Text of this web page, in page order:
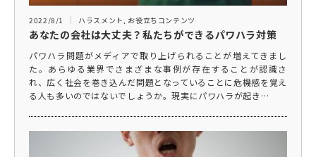
2022/8/1 ハラスメント お役立ちコンテンツ
あなたの会社は大丈夫？私たちができるパワハラ対策
パワハラ問題がメディアで取り上げられることが増えてきまし
た。あらゆる業界でさまざまな事例が存在することが認識さ
れ、広く社会を巻き込んだ問題となっていることに危機感を覚え
る人も多いのではないでしょうか。現実にパワハラが起き…